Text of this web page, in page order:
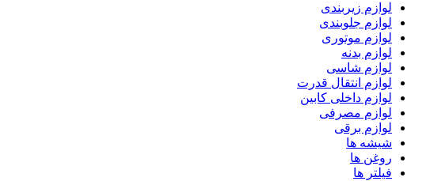
لوازم زیربندی
لوازم جلوبندی
لوازم موتوری
لوازم بدنه
لوازم شاسی
لوازم انتقال قدرت
لوازم داخلی کابین
لوازم مصرفی
لوازم برقی
شیشه ها
روغن ها
فیلتر ها